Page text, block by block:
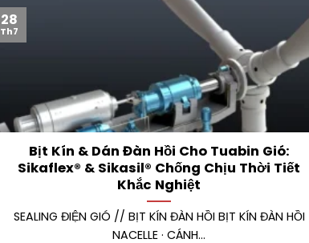
Bịt Kín & Dán Đàn Hồi Cho Tuabin Gió:
Sikaflex® & Sikasil® Chống Chịu Thời Tiết
Khắc Nghiệt
SEALING ĐIỆN GIÓ // BỊT KÍN ĐÀN HỒI BỊT KÍN ĐÀN HỒI
NACELLE · CÁNH...
28
Th7